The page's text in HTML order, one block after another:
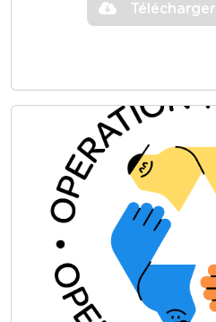
Télécharger